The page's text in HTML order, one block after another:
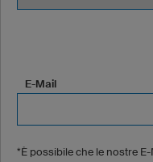
E-Mail
*È possibile che le nostre